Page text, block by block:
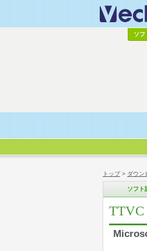
トップ> ダウン
ソフト
TTVC
ソフ